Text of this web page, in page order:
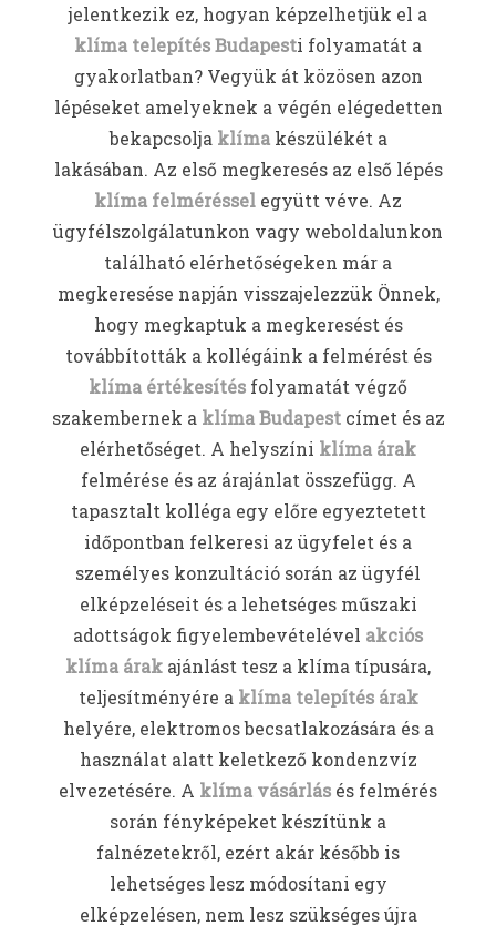
jelentkezik ez, hogyan képzelhetjük el a
klíma telepítés Budapesti folyamatát a
gyakorlatban? Vegyük át közösen azon
lépéseket amelyeknek a végén elégedetten
bekapcsolja klímakészülékét a
lakásában. Az első megkeresés az első lépés
klíma felméréssel együtt véve. Az
ügyfélszolgálatunkon vagy weboldalunkon
található elérhetőségeken már a
megkeresése napján visszajelezzük Önnek,
hogy megkaptuk a megkeresést és
továbbították a kollégáink a felmérést és
klíma értékesítés folyamatát végző
szakembernek a klíma Budapestcímet és az
elérhetőséget. A helyszíni klíma árak
felmérése és az árajánlat összefügg. A
tapasztalt kolléga egy előre egyeztetett
időpontban felkeresi az ügyfelet és a
személyes konzultáció során az ügyfél
elképzeléseit és a lehetséges műszaki
adottságok figyelembevételével akciós
klíma árak ajánlást tesz a klíma típusára,
teljesítményére a klíma telepítés árak
helyére, elektromos becsatlakozására és a
használat alatt keletkező kondenzvíz
elvezetésére. A klíma vásárlás és felmérés
során fényképeket készítünk a
falnézetekről, ezért akár később is
lehetséges lesz módosítani egy
elképzelésen, nem lesz szükséges újra